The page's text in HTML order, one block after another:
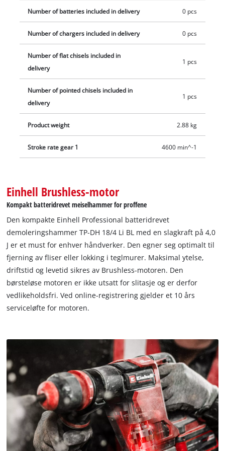
halvautomatikk kan den aktuelle meiselen monteres og skiftes
ut raskt og sikkert. I tillegg kan posisjonen til meiselen justeres
i 16 trinn ved hjelp av ringen på chucken. Større komfort, også
støttehåndtaket og låsen for kontinuerlig drift. Den integrerte
LED-en lyser opp arbeidsområdet. Meiselhammeren leveres
med en spissmeisel og en flatmeisel, pluss en E-Case for
optimal oppbevaring og sikker transport. Batteri og lader er
ikke inkludert, dette må kjøpes separat.
Number of batteries included in delivery 0 pcs
Number of chargers included in delivery 0 pcs
Number of flat chisels included in
delivery
1 pcs
Number of pointed chisels included in
delivery
1 pcs
Product weight 2.88 kg
Stroke rate gear 1 4600 min^-1
Einhell Brushless-motor
Kompakt batteridrevet meiselhammer for proffene
Den kompakte Einhell Professional batteridrevet
demoleringshammer TP-DH 18/4 Li BL med en slagkraft på 4,0
J er et must for enhver håndverker. Den egner seg optimalt til
fjerning av fliser eller lokking i teglmurer. Maksimal ytelse,
driftstid og levetid sikres av Brushless-motoren. Den
børsteløse motoren er ikke utsatt for slitasje og er derfor
vedlikeholdsfri. Ved online-registrering gjelder et 10 års
serviceløfte for motoren.